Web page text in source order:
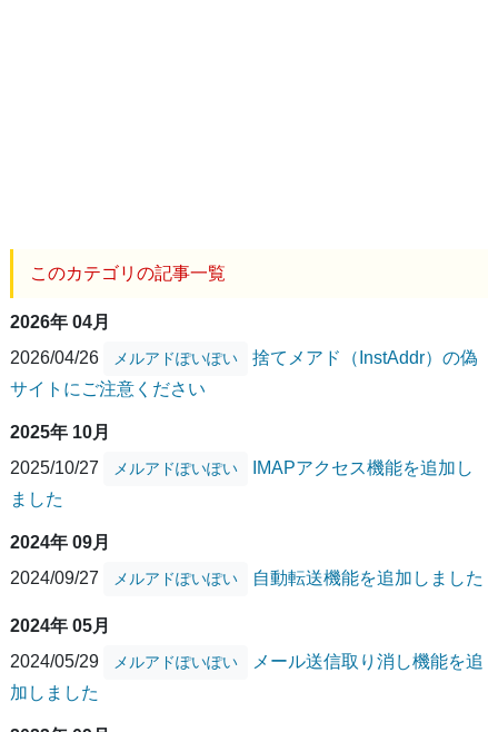
このカテゴリの記事一覧
2026年 04月
2026/04/26
メルアドぽいぽい
捨てメアド（InstAddr）の偽
サイトにご注意ください
2025年 10月
2025/10/27
メルアドぽいぽい
IMAPアクセス機能を追加し
ました
2024年 09月
2024/09/27
メルアドぽいぽい 自動転送機能を追加しました
2024年 05月
2024/05/29
メルアドぽいぽい
メール送信取り消し機能を追
加しました